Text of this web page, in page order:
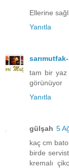
Ellerine
Yanıtla
tam bir yaz
görünüyor
Yanıtla
gülşah 5
kaç cm
birde
kremalı